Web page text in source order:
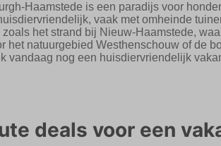
Haamstede is een paradijs voor
vaak met omheinde
zoals het strand bij Nieuw-Haamstede,
het natuurgebied Westhenschouw of de
vandaag nog een huisdiervriendelijk
deals voor een